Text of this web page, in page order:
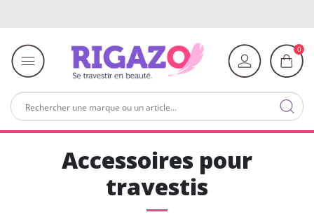
0
Accessoires pour
travestis